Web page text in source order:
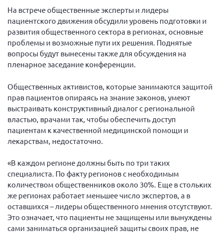
Конференция ОООИБРС 2024
Конференция ОООИБРС 2023
Конференция ОООИБРС 2022
Конференция ОООИБРС 2021
Конференция ОООИБРС 2020
Документы съездов
Первый съезд
Второй съезд
Четвертый съезд
Пятый съезд
Шестой съезд
ОФ «Фонд содействия больным рассеянным
склерозом»
Новости: Казахстан
На встрече общественные эксперты и лидеры
пациентского движения обсудили уровень подготовки и
развития общественного сектора в регионах, основные
проблемы и возможные пути их решения. Поднятые
вопросы будут вынесены также для обсуждения на
пленарное заседание конференции.
Общественных активистов, которые занимаются защитой
прав пациентов опираясь на знание законов, умеют
выстраивать конструктивный диалог с региональной
властью, врачами так, чтобы обеспечить доступ
пациентам к качественной медицинской помощи и
лекарствам, недостаточно.
«В каждом регионе должны быть по три таких
специалиста. По факту регионов с необходимым
количеством общественников около 30%. Еще в стольких
же регионах работает меньшее число экспертов, а в
оставшихся – лидеры общественного мнения отсутствуют.
Это означает, что пациенты не защищены или вынуждены
сами заниматься организацией защиты своих прав, не